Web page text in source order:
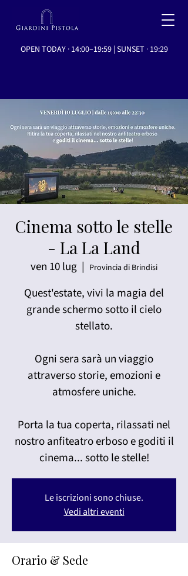
OPEN TODAY · 14:00–19:59 | SUNSET · 19:29
Cinema sotto le stelle
- La La Land
ven 10 lug
  |
Provincia di Brindisi
Quest'estate, vivi la magia del
grande schermo sotto il cielo
stellato.
Ogni sera sarà un viaggio
attraverso storie, emozioni e
atmosfere uniche.
Porta la tua coperta, rilassati nel
nostro anfiteatro erboso e goditi il
cinema... sotto le stelle!
Le iscrizioni sono chiuse.
Vedi altri eventi
Orario & Sede